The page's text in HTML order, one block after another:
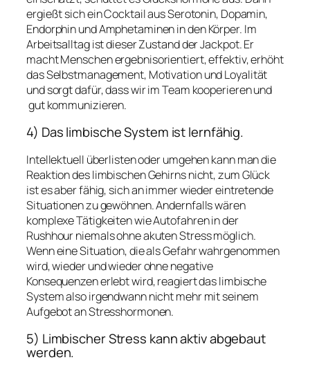
ergießt sich ein Cocktail aus Serotonin, Dopamin,
Endorphin und Amphetaminen in den Körper. Im
Arbeitsalltag ist dieser Zustand der Jackpot. Er
macht Menschen ergebnisorientiert, effektiv, erhöht
das Selbstmanagement, Motivation und Loyalität
und sorgt dafür, dass wir im Team kooperieren und
gut kommunizieren.
4) Das limbische System ist lernfähig.
Intellektuell überlisten oder umgehen kann man die
Reaktion des limbischen Gehirns nicht, zum Glück
ist es aber fähig, sich an immer wieder eintretende
Situationen zu gewöhnen. Andernfalls wären
komplexe Tätigkeiten wie Autofahren in der
Rushhour niemals ohne akuten Stress möglich.
Wenn eine Situation, die als Gefahr wahrgenommen
wird, wieder und wieder ohne negative
Konsequenzen erlebt wird, reagiert das limbische
System also irgendwann nicht mehr mit seinem
Aufgebot an Stresshormonen.
5) Limbischer Stress kann aktiv abgebaut
werden.